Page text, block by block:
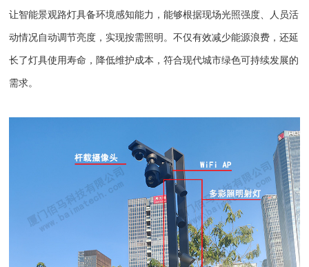
让智能景观路灯具备环境感知能力，能够根据现场光照强度、人员活
动情况自动调节亮度，实现按需照明。不仅有效减少能源浪费，还延
长了灯具使用寿命，降低维护成本，符合现代城市绿色可持续发展的
需求。